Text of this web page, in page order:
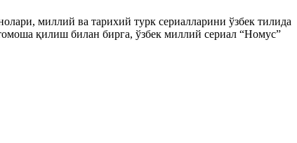
миллий ва тарихий турк сериалларини ўзбек тилида
қилиш билан бирга, ўзбек миллий сериал “Номус”